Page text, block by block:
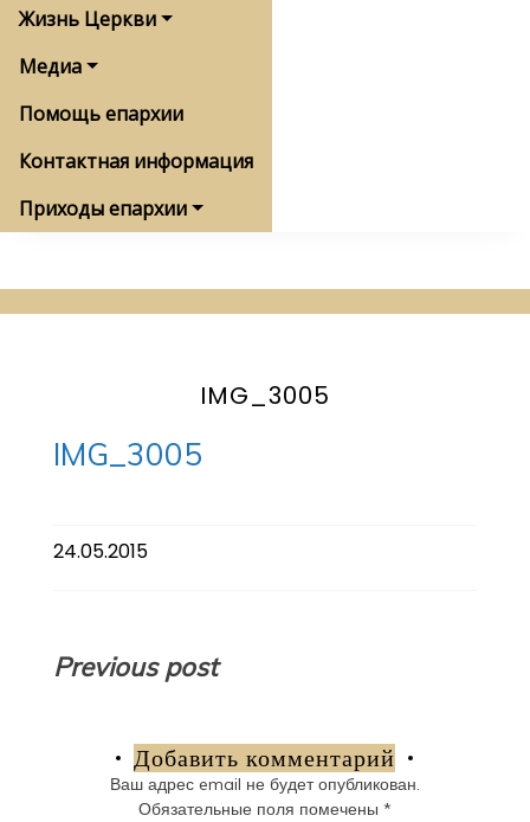
Жизнь Церкви
Медиа
Помощь епархии
Контактная информация
Приходы епархии
IMG_3005
IMG_3005
24.05.2015
Навигация
записям
Previous post
Добавить комментарий
Ваш адрес email не будет опубликован.
Обязательные поля помечены *